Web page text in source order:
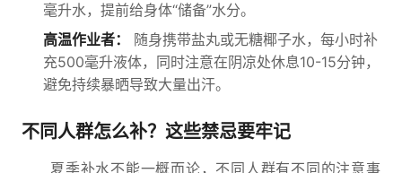
毫升水，提前给身体“储备”水分。
高温作业者：
随身携带盐丸或无糖椰子水，每小时补
充500毫升液体，同时注意在阴凉处休息10-15分钟，
避免持续暴晒导致大量出汗。
不同人群怎么补？这些禁忌要牢记
夏季补水不能一概而论，不同人群有不同的注意事